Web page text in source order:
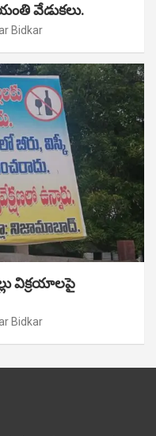
వేడుకలు.
Bidkar
విక్రయాలపై
Bidkar